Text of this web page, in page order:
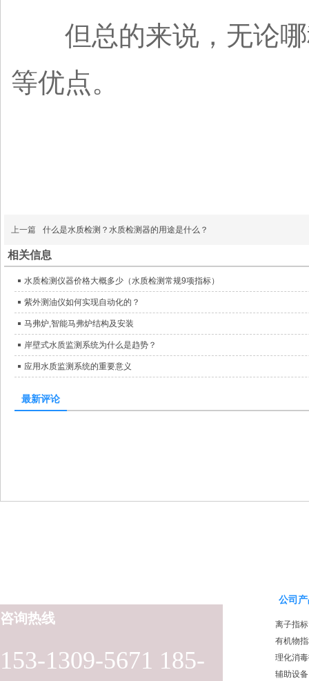
但总的来说，无论哪
等优点。
上一篇 什么是水质检测？水质检测器的用途是什么？
相关信息
水质检测仪器价格大概多少（水质检测常规9项指标）
紫外测油仪如何实现自动化的？
马弗炉,智能马弗炉结构及安装
岸壁式水质监测系统为什么是趋势？
应用水质监测系统的重要意义
最新评论
153-1309-5671 185-
咨询热线
公司
离子指标
有机物
理化消
辅助设备